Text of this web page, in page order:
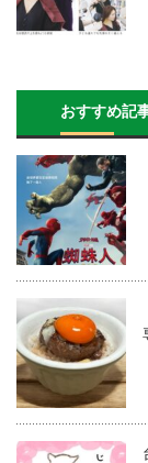
おすすめ記